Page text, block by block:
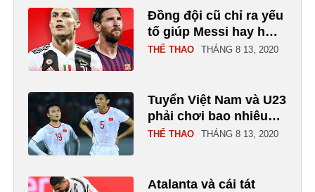
Đồng đội cũ chỉ ra yếu
tố giúp Messi hay hơn
Ronaldo
THỂ THAO THÁNG 8 13, 2020
Tuyển Việt Nam và U23
phải chơi bao nhiêu
trận trong năm 2021?
THỂ THAO THÁNG 8 13, 2020
Atalanta và cái tát